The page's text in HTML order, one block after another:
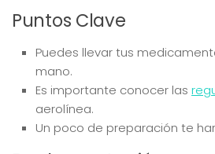
Puntos Clave
Puedes llevar tus
mano.
Es importante conocer las
aerolínea.
Un poco de preparación te